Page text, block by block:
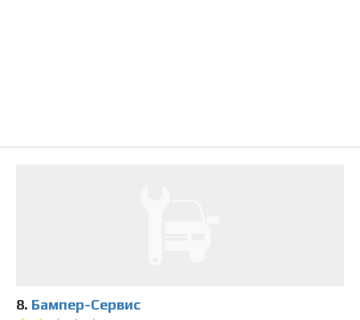
8. Бампер-Сервис